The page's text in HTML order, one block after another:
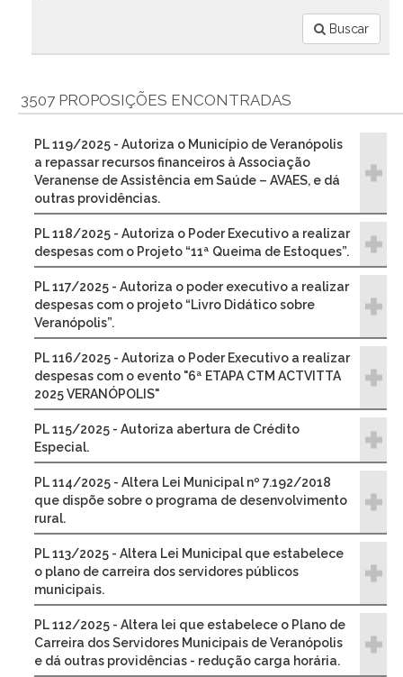
Buscar
3507 PROPOSIÇÕES ENCONTRADAS
PL 119/2025 - Autoriza o Município de Veranópolis
a repassar recursos financeiros à Associação
Veranense de Assistência em Saúde – AVAES, e dá
outras providências.
PL 118/2025 - Autoriza o Poder Executivo a realizar
despesas com o Projeto “11ª Queima de Estoques”.
PL 117/2025 - Autoriza o poder executivo a realizar
despesas com o projeto “Livro Didático sobre
Veranópolis”.
PL 116/2025 - Autoriza o Poder Executivo a realizar
despesas com o evento "6ª ETAPA CTM ACTVITTA
2025 VERANÓPOLIS"
PL 115/2025 - Autoriza abertura de Crédito
Especial.
PL 114/2025 - Altera Lei Municipal nº 7.192/2018
que dispõe sobre o programa de desenvolvimento
rural.
PL 113/2025 - Altera Lei Municipal que estabelece
o plano de carreira dos servidores públicos
municipais.
PL 112/2025 - Altera lei que estabelece o Plano de
Carreira dos Servidores Municipais de Veranópolis
e dá outras providências - redução carga horária.